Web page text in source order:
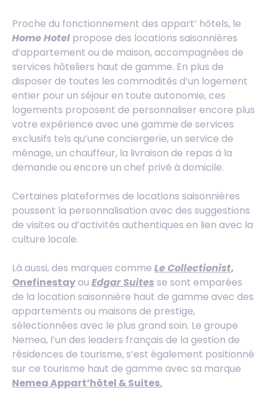
Proche du fonctionnement des appart’ hôtels, le
Home Hotel propose des locations saisonnières
d’appartement ou de maison, accompagnées de
services hôteliers haut de gamme. En plus de
disposer de toutes les commodités d’un logement
entier pour un séjour en toute autonomie, ces
logements proposent de personnaliser encore plus
votre expérience avec une gamme de services
exclusifs tels qu’une conciergerie, un service de
ménage, un chauffeur, la livraison de repas à la
demande ou encore un chef privé à domicile.
Certaines plateformes de locations saisonnières
poussent la personnalisation avec des suggestions
de visites ou d’activités authentiques en lien avec la
culture locale.
Là aussi, des marques comme Le Collectionist,
Onefinestayou Edgar Suites se sont emparées
de la location saisonnière haut de gamme avec des
appartements ou maisons de prestige,
sélectionnées avec le plus grand soin. Le groupe
Nemea, l’un des leaders français de la gestion de
résidences de tourisme, s’est également positionné
sur ce tourisme haut de gamme avec sa marque
Nemea Appart’hôtel & Suites.